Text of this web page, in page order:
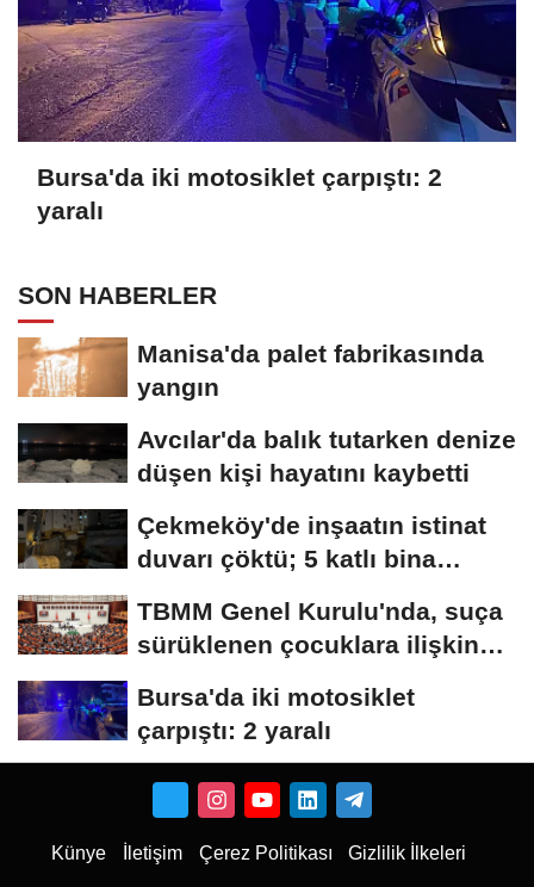
Bursa'da iki motosiklet çarpıştı: 2
yaralı
SON HABERLER
Manisa'da palet fabrikasında
yangın
Avcılar'da balık tutarken denize
düşen kişi hayatını kaybetti
Çekmeköy'de inşaatın istinat
duvarı çöktü; 5 katlı bina
TBMM Genel Kurulu'nda, suça
sürüklenen çocuklara ilişkin
Bursa'da iki motosiklet
çarpıştı: 2 yaralı
Künye İletişim Çerez Politikası Gizlilik İlkeleri